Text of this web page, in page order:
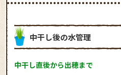
中干し後の水管理
中干し直後から出穂まで